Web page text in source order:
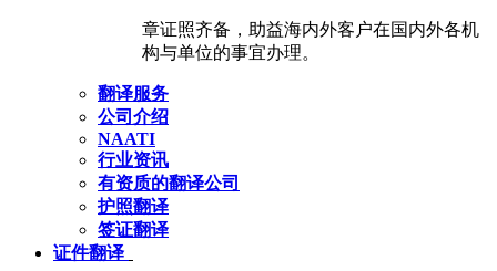
章证照齐备，助益海内外客户在国内外各机
构与单位的事宜办理。
翻译服务
公司介绍
NAATI
行业资讯
有资质的翻译公司
护照翻译
签证翻译
证件翻译